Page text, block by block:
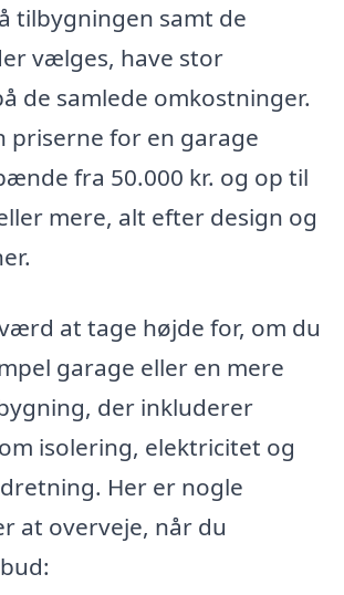
tilbygningen samt de
vælges, have stor
de samlede omkostninger.
priserne for en garage
fra 50.000 kr. og op til
mere, alt efter design og
at tage højde for, om du
garage eller en mere
der inkluderer
isolering, elektricitet og
Her er nogle
at overveje, når du